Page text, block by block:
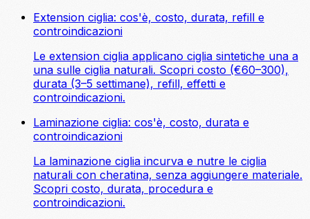
Extension ciglia: cos'è, costo, durata, refill e
controindicazioni
Le extension ciglia applicano ciglia sintetiche una a
una sulle ciglia naturali. Scopri costo (€60–300),
durata (3–5 settimane), refill, effetti e
controindicazioni.
Laminazione ciglia: cos'è, costo, durata e
controindicazioni
La laminazione ciglia incurva e nutre le ciglia
naturali con cheratina, senza aggiungere materiale.
Scopri costo, durata, procedura e
controindicazioni.